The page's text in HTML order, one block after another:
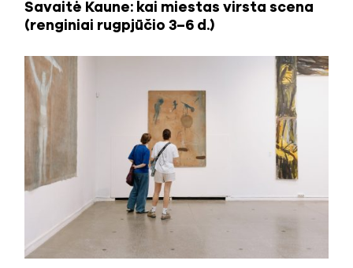
Savaitė Kaune: kai miestas virsta scena
(renginiai rugpjūčio 3–6 d.)